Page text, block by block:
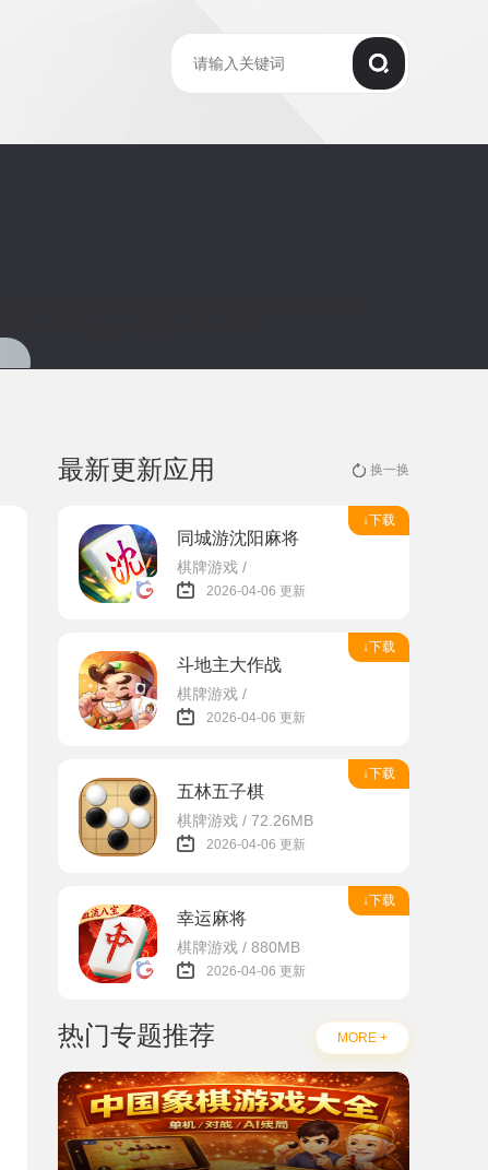
最新更新应用 换一换
↓下载
同城游沈阳麻将
棋牌游戏 /
2026-04-06 更新
↓下载
斗地主大作战
棋牌游戏 /
2026-04-06 更新
↓下载
五林五子棋
棋牌游戏 / 72.26MB
2026-04-06 更新
↓下载
幸运麻将
棋牌游戏 / 880MB
2026-04-06 更新
热门专题推荐 MORE +